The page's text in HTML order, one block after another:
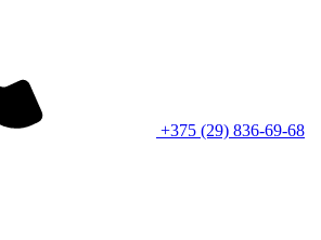
+375 (29) 836-69-68